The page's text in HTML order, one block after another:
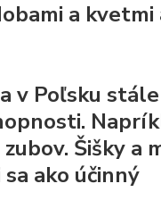
a kvetmi
v Poľsku
Šišky a
ako účinný